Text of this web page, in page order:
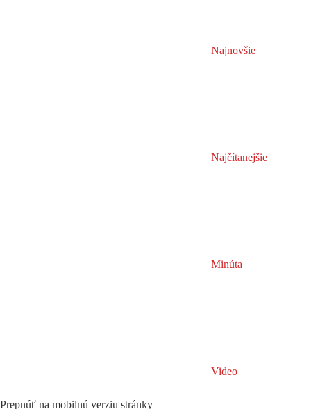
Najnovšie
Najčítanejšie
Minúta
Video
Prepnúť na mobilnú verziu stránky